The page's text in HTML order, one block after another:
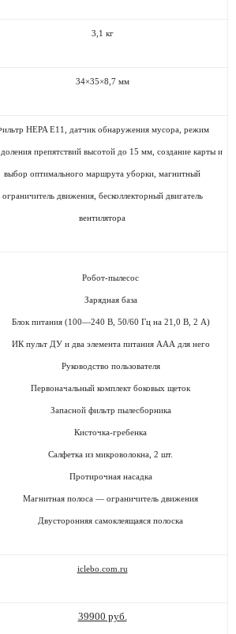
3,1 кг
34×35×8,7 мм
HEPA E11, датчик обнаружения мусора, режим
препятствий высотой до 15 мм, создание карты и
выбор оптимального маршрута уборки, магнитный
ограничитель движения, бесколлекторный двигатель
вентилятора
Робот-пылесос
Зарядная база
Блок питания (100—240 В, 50/60 Гц на 21,0 В, 2 А)
ИК пульт ДУ и два элемента питания ААА для него
Руководство пользователя
Первоначальный комплект боковых щеток
Запасной фильтр пылесборника
Кисточка-гребенка
Салфетка из микроволокна, 2 шт.
Протирочная насадка
Магнитная полоса — ограничитель движения
Двусторонняя самоклеящаяся полоска
iclebo.com.ru
39900 руб.